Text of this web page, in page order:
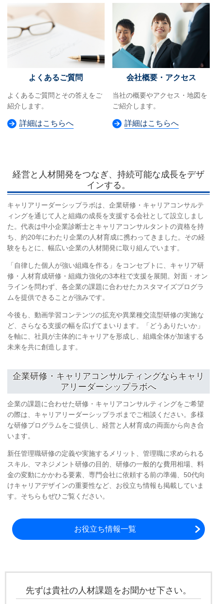
よくあるご質問
よくあるご質問とその答えをご
紹介します。
詳細はこちらへ
会社概要・アクセス
当社の概要やアクセス・地図を
ご紹介します。
詳細はこちらへ
経営と人材開発をつなぎ、持続可能な成長をデザ
インする。
キャリアリーダーシップラボは、企業研修・キャリアコンサルテ
ィングを通じて人と組織の成長を支援する会社として設立しまし
た。代表は中小企業診断士とキャリアコンサルタントの資格を持
ち、約20年にわたり企業の人材育成に携わってきました。その経
験をもとに、幅広い企業の人材開発に取り組んでいます。
「自律した個人が強い組織を作る」をコンセプトに、キャリア研
修・人材育成研修・組織力強化の3本柱で支援を展開。対面・オン
ラインを問わず、各企業の課題に合わせたカスタマイズプログラ
ムを提供できることが強みです。
今後も、動画学習コンテンツの拡充や異業種交流型研修の実施な
ど、さらなる支援の幅を広げてまいります。「どうありたいか」
を軸に、社員が主体的にキャリアを形成し、組織全体が加速する
未来を共に創造します。
企業研修・キャリアコンサルティングならキャリ
アリーダーシップラボへ
企業の課題に合わせた研修・キャリアコンサルティングをご希望
の際は、キャリアリーダーシップラボまでご相談ください。多様
な研修プログラムをご提供し、経営と人材育成の両面から向き合
います。
新任管理職研修の定義や実施するメリット、管理職に求められる
スキル、マネジメント研修の目的、研修の一般的な費用相場、料
金の変動にかかわる要素、専門会社に依頼する前の準備、50代向
けキャリアデザインの重要性など、お役立ち情報も掲載していま
す。そちらもぜひご覧ください。
お役立ち情報一覧
先ずは貴社の人材課題をお聞かせ下さい。